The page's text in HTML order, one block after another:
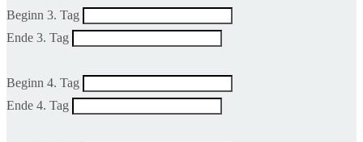
Beginn 3. Tag
Ende 3. Tag
Beginn 4. Tag
Ende 4. Tag